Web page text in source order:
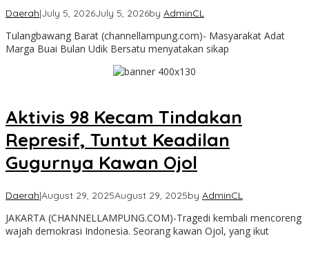
Daerah|July 5, 2026July 5, 2026by AdminCL
Tulangbawang Barat (channellampung.com)- Masyarakat Adat
Marga Buai Bulan Udik Bersatu menyatakan sikap
Aktivis 98 Kecam Tindakan
Represif, Tuntut Keadilan
Gugurnya Kawan Ojol
Daerah|August 29, 2025August 29, 2025by AdminCL
JAKARTA (CHANNELLAMPUNG.COM)-Tragedi kembali mencoreng
wajah demokrasi Indonesia. Seorang kawan Ojol, yang ikut